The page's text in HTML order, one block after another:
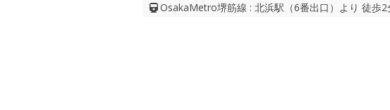
OsakaMetro堺筋線 : 北浜駅（6番出口）より 徒歩2